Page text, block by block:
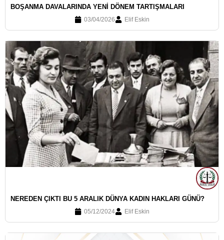
BOŞANMA DAVALARINDA YENİ DÖNEM TARTIŞMALARI
03/04/2026 Elif Eskin
NEREDEN ÇIKTI BU 5 ARALIK DÜNYA KADIN HAKLARI GÜNÜ?
05/12/2024 Elif Eskin